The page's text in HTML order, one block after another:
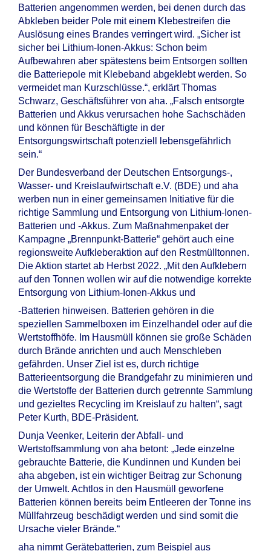
Batterien angenommen werden, bei denen durch das
Abkleben beider Pole mit einem Klebestreifen die
Auslösung eines Brandes verringert wird. „Sicher ist
sicher bei Lithium-Ionen-Akkus: Schon beim
Aufbewahren aber spätestens beim Entsorgen sollten
die Batteriepole mit Klebeband abgeklebt werden. So
vermeidet man Kurzschlüsse.“, erklärt Thomas
Schwarz, Geschäftsführer von aha. „Falsch entsorgte
Batterien und Akkus verursachen hohe Sachschäden
und können für Beschäftigte in der
Entsorgungswirtschaft potenziell lebensgefährlich
sein.“
Der Bundesverband der Deutschen Entsorgungs-,
Wasser- und Kreislaufwirtschaft e.V. (BDE) und aha
werben nun in einer gemeinsamen Initiative für die
richtige Sammlung und Entsorgung von Lithium-Ionen-
Batterien und -Akkus. Zum Maßnahmenpaket der
Kampagne „Brennpunkt-Batterie“ gehört auch eine
regionsweite Aufkleberaktion auf den Restmülltonnen.
Die Aktion startet ab Herbst 2022. „Mit den Aufklebern
auf den Tonnen wollen wir auf die notwendige korrekte
Entsorgung von Lithium-Ionen-Akkus und
-Batterien hinweisen. Batterien gehören in die
speziellen Sammelboxen im Einzelhandel oder auf die
Wertstoffhöfe. Im Hausmüll können sie große Schäden
durch Brände anrichten und auch Menschleben
gefährden. Unser Ziel ist es, durch richtige
Batterieentsorgung die Brandgefahr zu minimieren und
die Wertstoffe der Batterien durch getrennte Sammlung
und gezieltes Recycling im Kreislauf zu halten“, sagt
Peter Kurth, BDE-Präsident.
Dunja Veenker, Leiterin der Abfall- und
Wertstoffsammlung von aha betont: „Jede einzelne
gebrauchte Batterie, die Kundinnen und Kunden bei
aha abgeben, ist ein wichtiger Beitrag zur Schonung
der Umwelt. Achtlos in den Hausmüll geworfene
Batterien können bereits beim Entleeren der Tonne ins
Müllfahrzeug beschädigt werden und sind somit die
Ursache vieler Brände.“
aha nimmt Gerätebatterien, zum Beispiel aus